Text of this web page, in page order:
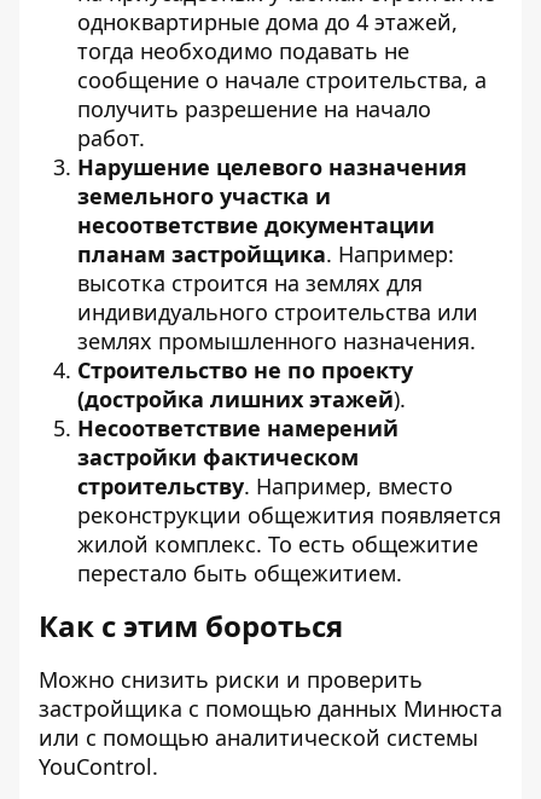
одноквартирные дома до 4 этажей,
тогда необходимо подавать не
сообщение о начале строительства, а
получить разрешение на начало
работ.
Нарушение целевого назначения
земельного участка и
несоответствие документации
планам застройщика. Например:
высотка строится на землях для
индивидуального строительства или
землях промышленного назначения.
Строительство не по проекту
(достройка лишних этажей).
Несоответствие намерений
застройки фактическом
строительству. Например, вместо
реконструкции общежития появляется
жилой комплекс. То есть общежитие
перестало быть общежитием.
Как с этим бороться
Можно снизить риски и проверить
застройщика с помощью данных Минюста
или с помощью аналитической системы
YouControl.